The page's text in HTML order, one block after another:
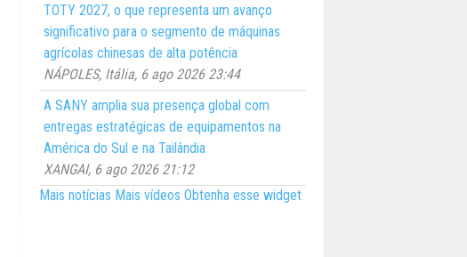
TOTY 2027, o que representa um avanço
significativo para o segmento de máquinas
agrícolas chinesas de alta potência
NÁPOLES, Itália, 6 ago 2026 23:44
A SANY amplia sua presença global com
entregas estratégicas de equipamentos na
América do Sul e na Tailândia
XANGAI, 6 ago 2026 21:12
Mais notícias Mais vídeos Obtenha esse widget